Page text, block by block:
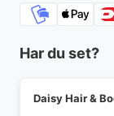
Har du set?
Daisy Hair &